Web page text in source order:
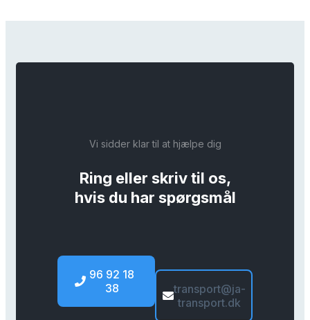
Vi sidder klar til at hjælpe dig
Ring eller skriv til os,
hvis du har spørgsmål
96 92 18
38
transport@ja-
transport.dk